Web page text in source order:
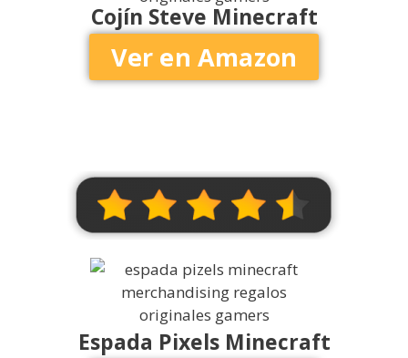
Cojín Steve Minecraft
Ver en Amazon
Espada Pixels Minecraft